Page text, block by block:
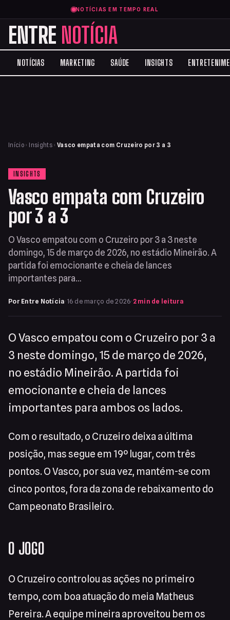
NOTÍCIAS EM TEMPO REAL
ENTRE NOTÍCIA
NOTÍCIAS MARKETING SAÚDE INSIGHTS
Início › Insights › Vasco empata com Cruzeiro por 3 a 3
INSIGHTS
Vasco empata com Cruzeiro
por 3 a 3
O Vasco empatou com o Cruzeiro por 3 a 3 neste
domingo, 15 de março de 2026, no estádio Mineirão. A
partida foi emocionante e cheia de lances
importantes para…
Por Entre Notícia· 16 de março de 2026·2 min de leitura
O Vasco empatou com o Cruzeiro por 3 a
3 neste domingo, 15 de março de 2026,
no estádio Mineirão. A partida foi
emocionante e cheia de lances
importantes para ambos os lados.
Com o resultado, o Cruzeiro deixa a última
posição, mas segue em 19º lugar, com três
pontos. O Vasco, por sua vez, mantém-se com
cinco pontos, fora da zona de rebaixamento do
Campeonato Brasileiro.
O JOGO
O Cruzeiro controlou as ações no primeiro
tempo, com boa atuação do meia Matheus
Pereira. A equipe mineira aproveitou bem os